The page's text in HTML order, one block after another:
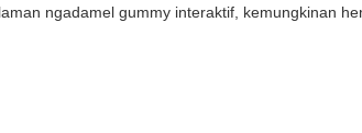
ngadamel gummy interaktif, kemungkinan